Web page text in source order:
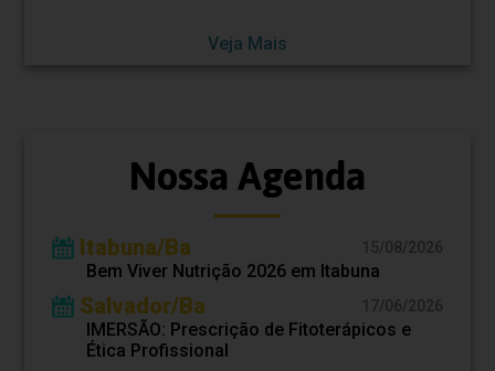
Veja Mais
Nossa Agenda
Itabuna/Ba 15/08/2026
Bem Viver Nutrição 2026 em Itabuna
Salvador/Ba 17/06/2026
IMERSÃO: Prescrição de Fitoterápicos e
Ética Profissional